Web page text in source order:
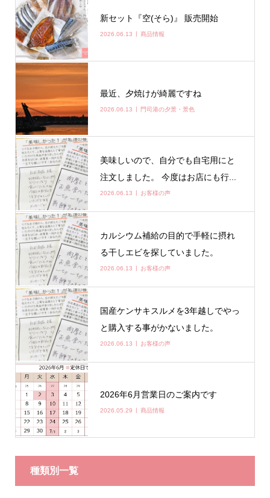
新セット『空(そら)』 販売開始
2026.06.13 商品情報
最近、夕焼けが綺麗ですね
2026.06.13 門司港の夕景・景色
美味しいので、自分でも自宅用にと
注文しました。 今度はお店にも行...
2026.06.13 お客様の声
カルシウム補給の目的で手軽に摂れ
る干しエビを探していました。
2026.06.13 お客様の声
国産ケンサキスルメを3年越しでやっ
と購入する事がかないました。
2026.06.13 お客様の声
2026年6月営業日のご案内です
2026.05.29 商品情報
種類別一覧